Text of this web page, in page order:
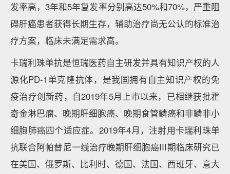
发率高，3年和5年复发率分别高达50%和70%，严重阻
碍肝癌患者获得长期生存，辅助治疗尚无公认的标准治
疗方案，临床未满足需求高。
卡瑞利珠单抗是恒瑞医药自主研发并具有知识产权的人
源化PD-1单克隆抗体，是我国拥有自主知识产权的免
疫治疗创新药，自2019年5月上市以来，已相继获批霍
奇金淋巴瘤、晚期肝细胞癌、晚期食管鳞癌和非鳞非小
细胞肺癌四个适应症。2019年4月，注射用卡瑞利珠单
抗联合阿帕替尼一线治疗晚期肝细胞癌III期临床研究已
在美国、俄罗斯、比利时、德国、法国、西班牙、意大